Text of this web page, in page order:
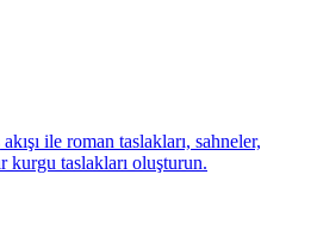
ile roman taslakları, sahneler,
kurgu taslakları oluşturun.